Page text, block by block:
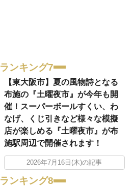
ランキング7
【東大阪市】夏の風物詩となる
布施の『土曜夜市』が今年も開
催！スーパーボールすくい、わ
なげ、くじ引きなど様々な模擬
店が楽しめる『土曜夜市』が布
施駅周辺で開催されます！
2026年7月16日(木)の記事
ランキング8